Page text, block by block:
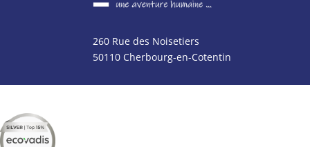
260 Rue des Noisetiers
50110 Cherbourg-en-Cotentin